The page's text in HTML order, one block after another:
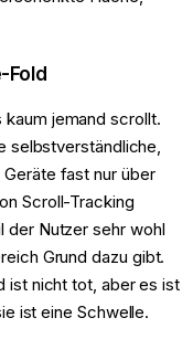
Fold
jemand scrollt.
selbstverständliche,
fast nur über
Scroll-Tracking
der Nutzer sehr wohl
Grund dazu gibt.
ist nicht tot, aber es ist
ist eine Schwelle.